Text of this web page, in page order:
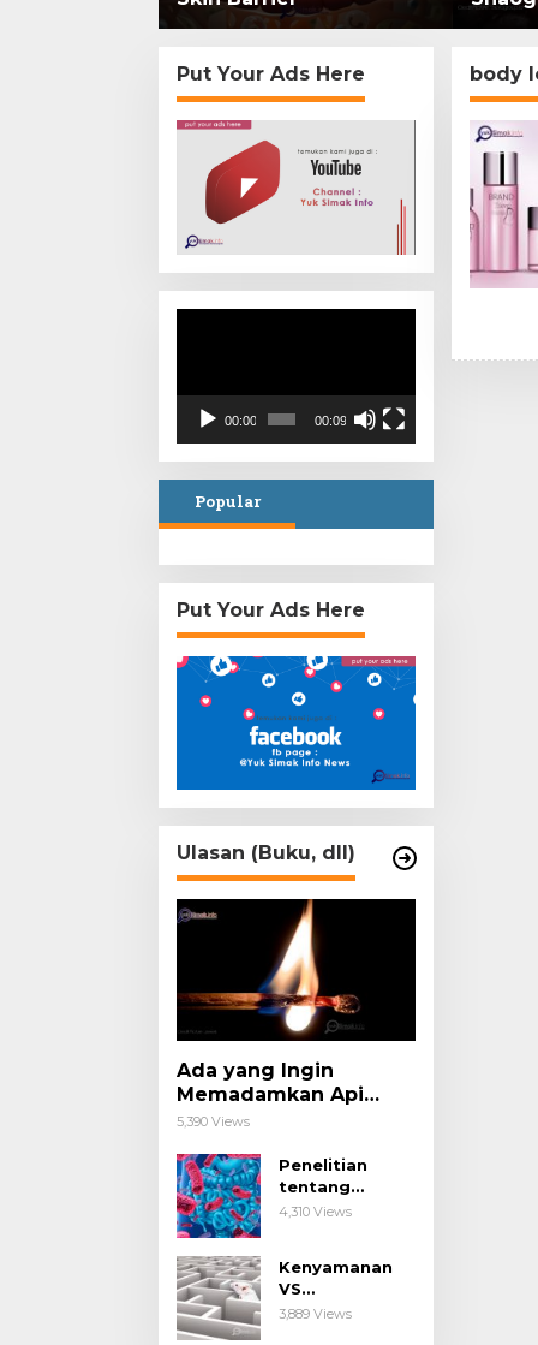
Put Your Ads Here
00:00 00:09
Popular
Put Your Ads Here
Ulasan (Buku, dll)
Ada yang Ingin
Memadamkan Api
Impianmu!
5,390 Views
Penelitian
tentang
Probiotik
Penyakit
Imunologis.
4,310 Views
Kenyamanan
VS
Kesengsaraan.
3,889 Views
body